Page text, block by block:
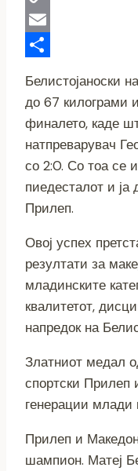
Copy
Link
Email
Белистојаноски
до 67 килограми
финалето, каде
натпреварувач
со 2:0. Со тоа се
пиедесталот и ја
Прилеп.
Овој успех
резултати за
младинските
квалитетот,
напредок на
Златниот медал
спортски Прилеп
генерации млади
Прилеп и
шампион. Матеј